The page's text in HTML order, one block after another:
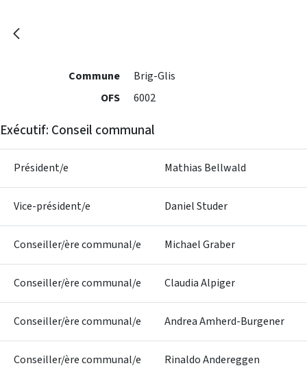
Commune
Brig-Glis
OFS
6002
Exécutif: Conseil communal
Président/e Mathias Bellwald
Vice-président/e Daniel Studer
Conseiller/ère communal/e Michael Graber
Conseiller/ère communal/e Claudia Alpiger
Conseiller/ère communal/e Andrea Amherd-Burgener
Conseiller/ère communal/e Rinaldo Andereggen